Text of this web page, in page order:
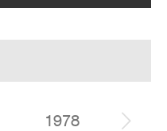
1978 1979